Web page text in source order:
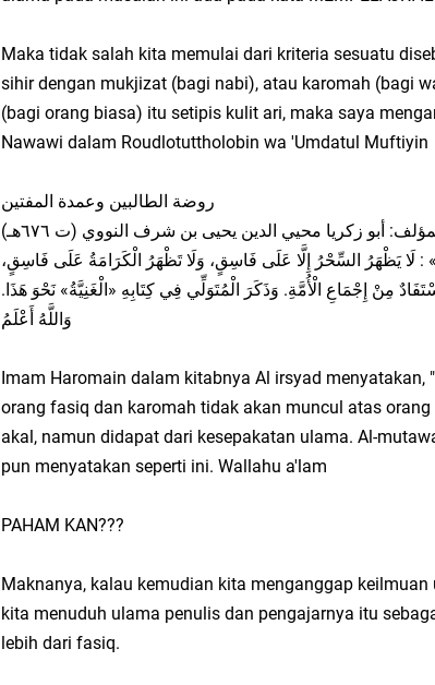
Maka tidak salah kita memulai dari kriteria sesuatu
sihir dengan mukjizat (bagi nabi), atau karomah (bagi
(bagi orang biasa) itu setipis kulit ari, maka saya
Nawawi dalam Roudlotuttholobin wa 'Umdatul Muftiyin
روضة الطالبين وعمدة المفتين
أبو زكريا محيي الدين يحيى بن شرف النووي (ت ٦٧٦هـ)
: لَا يَظْهَرُ السِّحْرُ إِلَّا عَلَى فَاسِقٍ، وَلَا تَظْهَرُ الْكَرَامَةُ عَلَى فَاسِقٍ،
مِنْ إِجْمَاعِ الْأُمَّةِ. وَذَكَرَ الْمُتَوَلِّي فِي كِتَابِهِ «الْغَنِيَّةُ» نَحْوَ هَذَا.
وَاللَّهُ أَعْلَمُ
Imam Haromain dalam kitabnya Al irsyad menyatakan,
orang fasiq dan karomah tidak akan muncul atas
akal, namun didapat dari kesepakatan ulama. Al-
pun menyatakan seperti ini. Wallahu a'lam
PAHAM KAN???
Maknanya, kalau kemudian kita menganggap
kita menuduh ulama penulis dan pengajarnya itu
lebih dari fasiq.